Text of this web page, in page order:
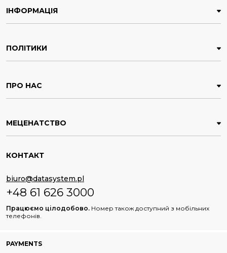
ІНФОРМАЦІЯ
ПОЛІТИКИ
ПРО НАС
МЕЦЕНАТСТВО
КОНТАКТ
biuro@datasystem.pl
+48 61 626 3000
Працюємо цілодобово. Номер також доступний з мобільних
телефонів.
PAYMENTS